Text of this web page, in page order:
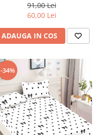
91,00 Lei
60,00 Lei
ADAUGA IN COS
-34%